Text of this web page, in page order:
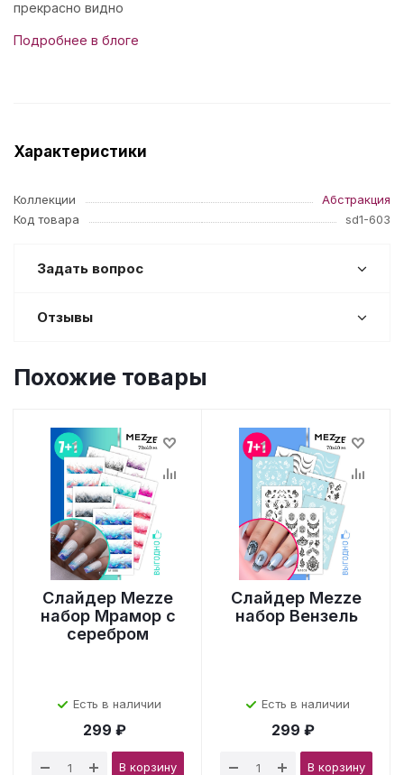
прекрасно видно
Подробнее в блоге
Характеристики
Коллекции
Абстракция
Код товара
sd1-603
Задать вопрос
Отзывы
Похожие товары
Слайдер Mezze
набор Мрамор с
серебром
Есть в наличии
299 ₽
В корзину
Слайдер Mezze
набор Вензель
Есть в наличии
299 ₽
В корзину